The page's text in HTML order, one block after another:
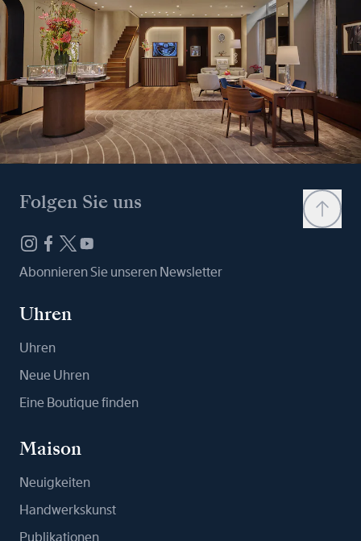
Folgen Sie uns
Abonnieren Sie unseren Newsletter
Uhren
Uhren
Neue Uhren
Eine Boutique finden
Maison
Neuigkeiten
Handwerkskunst